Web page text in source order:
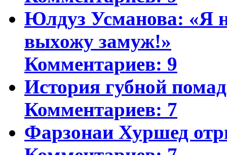
Юлдуз Усманова: «Я
выхожу замуж!»
Комментариев: 9
История губной
Комментариев: 7
Фарзонаи Хуршед